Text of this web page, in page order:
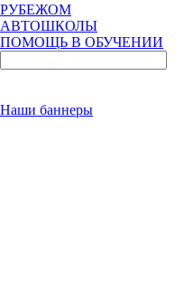
РУБЕЖОМ
АВТОШКОЛЫ
ПОМОЩЬ В ОБУЧЕНИИ
Наши баннеры